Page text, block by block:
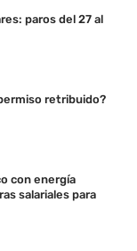
paros del 27 al
retribuido?
con energía
salariales para